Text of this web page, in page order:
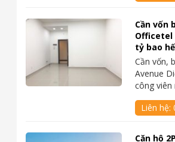
Cần vốn
Officetel
tỷ bao
Cần vốn,
Avenue
công
Liên hệ:
Căn hộ